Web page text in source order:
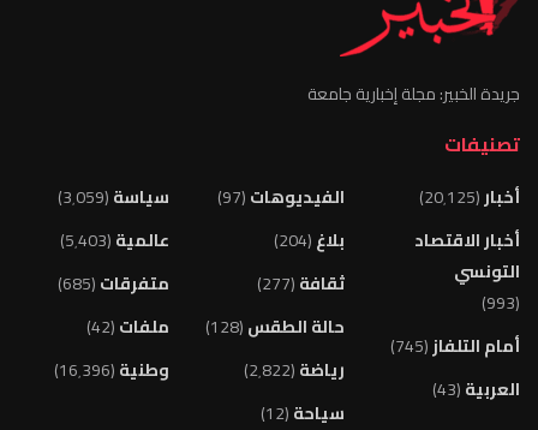
جريدة الخبير: مجلة إخبارية جامعة
تصنيفات
أخبار(20٬125)
أخبار الاقتصاد
التونسي
(993)
أمام التلفاز(745)
العربية(43)
الفيديوهات(97)
بلاغ(204)
ثقافة(277)
حالة الطقس(128)
رياضة(2٬822)
سياحة(12)
سياسة(3٬059)
عالمية(5٬403)
متفرقات(685)
ملفات(42)
وطنية(16٬396)